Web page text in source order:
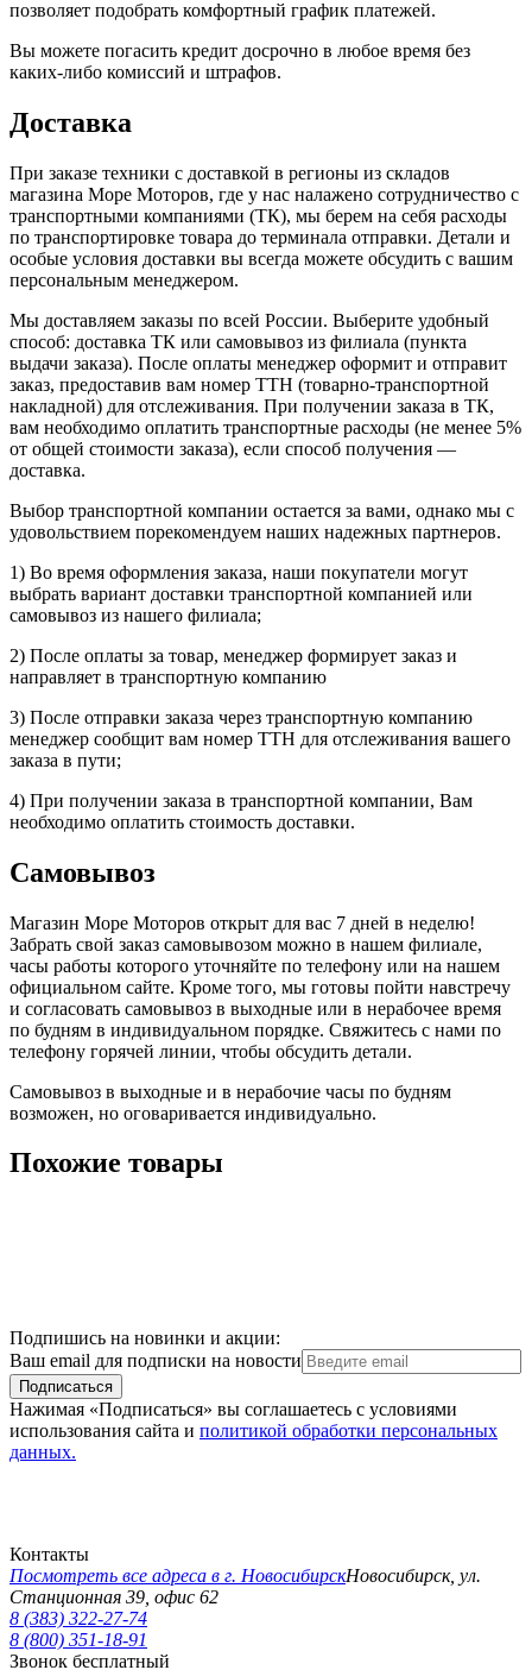
позволяет подобрать комфортный график платежей.
Вы можете погасить кредит досрочно в любое время без
каких-либо комиссий и штрафов.
Доставка
При заказе техники с доставкой в регионы из складов
магазина Море Моторов, где у нас налажено сотрудничество с
транспортными компаниями (ТК), мы берем на себя расходы
по транспортировке товара до терминала отправки. Детали и
особые условия доставки вы всегда можете обсудить с вашим
персональным менеджером.
Мы доставляем заказы по всей России. Выберите удобный
способ: доставка ТК или самовывоз из филиала (пункта
выдачи заказа). После оплаты менеджер оформит и отправит
заказ, предоставив вам номер ТТН (товарно-транспортной
накладной) для отслеживания. При получении заказа в ТК,
вам необходимо оплатить транспортные расходы (не менее 5%
от общей стоимости заказа), если способ получения —
доставка.
Выбор транспортной компании остается за вами, однако мы с
удовольствием порекомендуем наших надежных партнеров.
1) Во время оформления заказа, наши покупатели могут
выбрать вариант доставки транспортной компанией или
самовывоз из нашего филиала;
2) После оплаты за товар, менеджер формирует заказ и
направляет в транспортную компанию
3) После отправки заказа через транспортную компанию
менеджер сообщит вам номер ТТН для отслеживания вашего
заказа в пути;
4) При получении заказа в транспортной компании, Вам
необходимо оплатить стоимость доставки.
Самовывоз
Магазин Море Моторов открыт для вас 7 дней в неделю!
Забрать свой заказ самовывозом можно в нашем филиале,
часы работы которого уточняйте по телефону или на нашем
официальном сайте. Кроме того, мы готовы пойти навстречу
и согласовать самовывоз в выходные или в нерабочее время
по будням в индивидуальном порядке. Свяжитесь с нами по
телефону горячей линии, чтобы обсудить детали.
Самовывоз в выходные и в нерабочие часы по будням
возможен, но оговаривается индивидуально.
Похожие товары
Подпишись на новинки и акции:
Ваш email для подписки на новости
Подписаться
Нажимая «Подписаться» вы соглашаетесь с условиями
использования сайта и политикой обработки персональных
данных.
Контакты
Посмотреть все адреса в г. НовосибирскНовосибирск, ул.
Станционная 39, офис 62
8 (383) 322-27-74
8 (800) 351-18-91
Звонок бесплатный